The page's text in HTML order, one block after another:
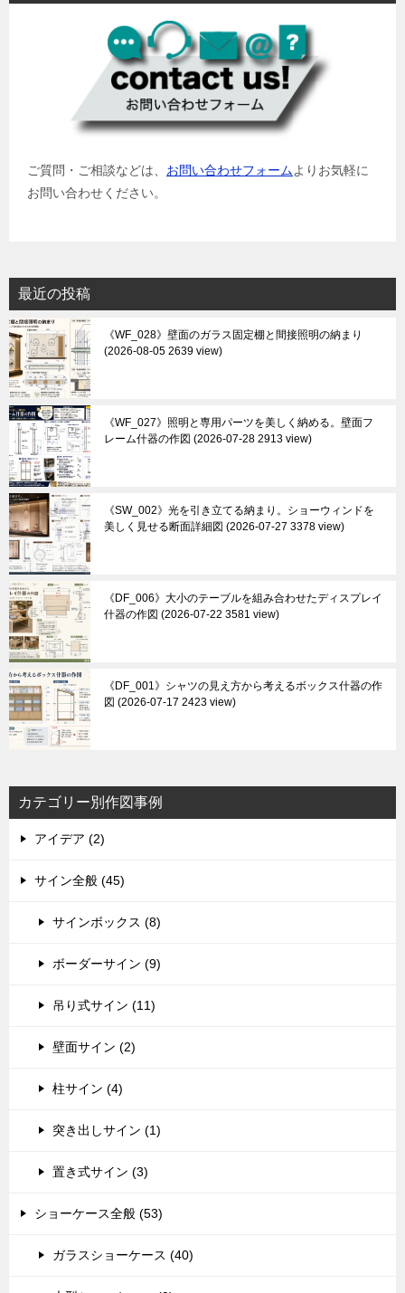
ご質問・ご相談などは、 お問い合わせフォームよりお気軽に
お問い合わせください。
最近の投稿
《WF_028》壁面のガラス固定棚と間接照明の納まり
2026-08-05 2639 view
《WF_027》照明と専用パーツを美しく納める。壁面フ
レーム什器の作図 2026-07-28 2913 view
《SW_002》光を引き立てる納まり。ショーウィンドを
美しく見せる断面詳細図 2026-07-27 3378 view
《DF_006》大小のテーブルを組み合わせたディスプレイ
什器の作図 2026-07-22 3581 view
《DF_001》シャツの見え方から考えるボックス什器の作
図 2026-07-17 2423 view
カテゴリー別作図事例
アイデア (2)
サイン全般 (45)
サインボックス (8)
ボーダーサイン (9)
吊り式サイン (11)
壁面サイン (2)
柱サイン (4)
突き出しサイン (1)
置き式サイン (3)
ショーケース全般 (53)
ガラスショーケース (40)